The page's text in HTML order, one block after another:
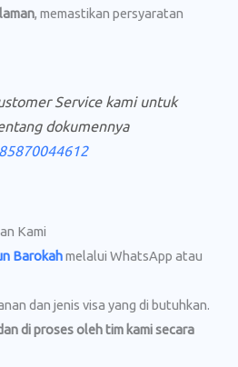
, memastikan persyaratan
Service kami untuk
dokumennya
Kami
Barokahmelalui WhatsApp atau
dan jenis visa yang di butuhkan.
di proses oleh tim kami secara